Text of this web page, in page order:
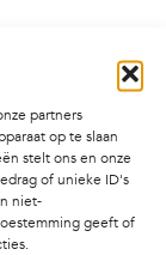
partners
op te slaan
stelt ons en onze
of unieke ID's
niet-
geeft of